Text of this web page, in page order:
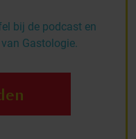
bij de podcast en
Gastologie.